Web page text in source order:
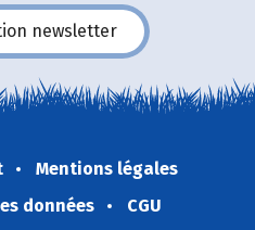
newsletter
Mentions légales
données
CGU